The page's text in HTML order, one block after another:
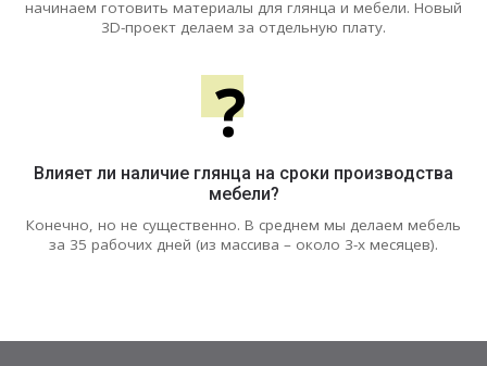
начинаем готовить материалы для глянца и мебели. Новый
3D-проект делаем за отдельную плату.
?
Влияет ли наличие глянца на сроки производства
мебели?
Конечно, но не существенно. В среднем мы делаем мебель
за 35 рабочих дней (из массива – около 3-х месяцев).